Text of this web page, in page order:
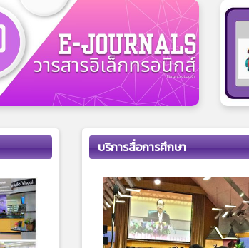
บริการสื่อการศึกษา